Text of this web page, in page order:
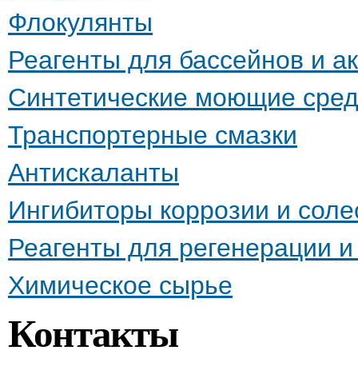
Флокулянты
Реагенты для бассейнов и
Синтетические моющие
Транспортерные смазки
Антискаланты
Ингибиторы коррозии и
Реагенты для регенерации
Химическое сырье
Контакты